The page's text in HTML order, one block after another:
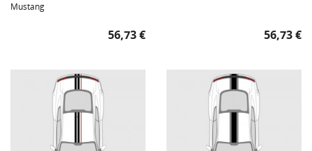
Mustang
Prix
56,73 € Prix
56,73 €